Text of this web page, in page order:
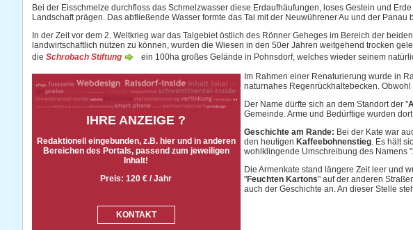
Bei der Eisschmelze durchfloss das Schmelzwasser diese Erdaufhäufungen, loses Gestein und
Landschaft prägen. Das abfließende Wasser formte das Tal mit der Neuwührener Au und der Panau
In der Zeit vor dem 2. Weltkrieg war das Talgebiet östlich des Rönner Geheges im Bereich der
landwirtschaftlich nutzen zu können, wurden die Wiesen in den 50er Jahren weitgehend trocken
die Schrobach Stiftung ein 100ha großes Gelände in Pohnsdorf, welches wieder seinem
IHRE ANZEIGE ?
Redaktionell eingebunden, z.B. hier und in anderen
Bereichen des Portals, passend zum jeweiligen
Inhalt!
Preis: 120 € / Jahr
KONTAKT
Im Rahmen einer Renaturierung wurde in
naturnahes Regenrückhaltebecken.
Der Name dürfte sich an dem Standort der "
Gemeinde. Arme und Bedürftige wurden
Geschichte am Rande: Bei der Kate war
den heutigen Kaffeebohnenstieg. Es hält
wohlklingende Umschreibung des Namens
Die Armenkate stand längere Zeit leer und
"Feuchten Kartons" auf der anderen
auch der Geschichte an. An dieser Stelle